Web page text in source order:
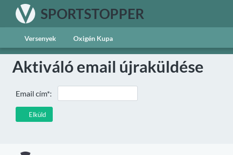
SPORTSTOPPER
Versenyek Oxigén Kupa
Aktiváló email újraküldése
Elküld
Email cím*: